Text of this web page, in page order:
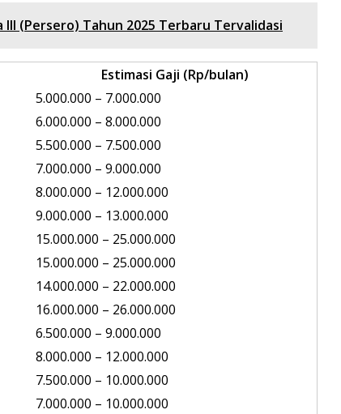
III (Persero) Tahun 2025 Terbaru Tervalidasi
Estimasi Gaji (Rp/bulan)
5.000.000 – 7.000.000
6.000.000 – 8.000.000
5.500.000 – 7.500.000
7.000.000 – 9.000.000
8.000.000 – 12.000.000
9.000.000 – 13.000.000
15.000.000 – 25.000.000
15.000.000 – 25.000.000
14.000.000 – 22.000.000
16.000.000 – 26.000.000
6.500.000 – 9.000.000
8.000.000 – 12.000.000
7.500.000 – 10.000.000
7.000.000 – 10.000.000